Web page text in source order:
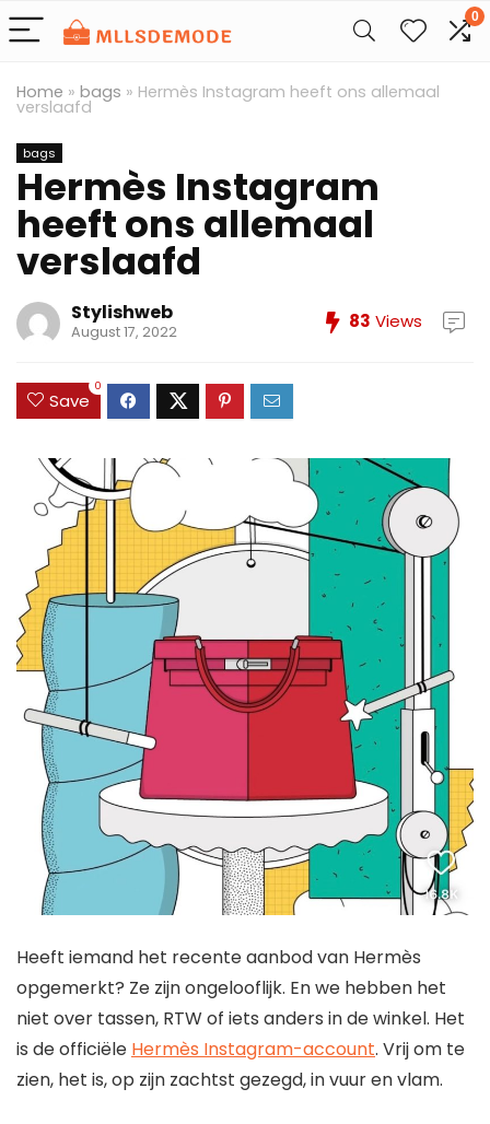
0
Home » bags » Hermès Instagram heeft ons allemaal
verslaafd
bags
Hermès Instagram
heeft ons allemaal
verslaafd
Stylishweb
August 17, 2022 83 Views
Save
0
Heeft iemand het recente aanbod van Hermès
opgemerkt? Ze zijn ongelooflijk. En we hebben het
niet over tassen, RTW of iets anders in de winkel. Het
is de officiële Hermès Instagram-account. Vrij om te
zien, het is, op zijn zachtst gezegd, in vuur en vlam.